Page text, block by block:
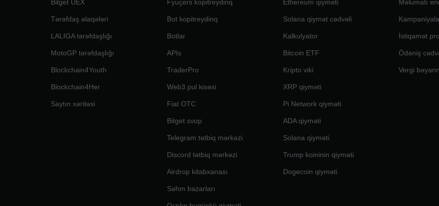
Bitget UEX
Tərəfdaş əlaqələri
LALIGA tərəfdaşlığı
MotoGP tərəfdaşlığı
Blockchain4Youth
Blockchain4Her
Saytın xəritəsi
Fyuçers kopitreydinq
Bot kopitreydinq
Botlar
APIs
TraderPro
Web3 pul kisəsi
Fiat OTC
Bitget svop
Telegram tətbiq mərkəzi
Discord tətbiq mərkəzi
Airdrop kitabxanası
Səhm bazarları
Ethereum qiyməti
Solana qiymət cədvəli
Kalkulyator
Bitcoin ETF
Kripto viki
XRP qiyməti
Pi Network qiyməti
ADA qiyməti
Solana qiyməti
Trump koininin qiyməti
Dogecoin qiyməti
Məlumatı
İstiqamət
Ödəniş
Vergi